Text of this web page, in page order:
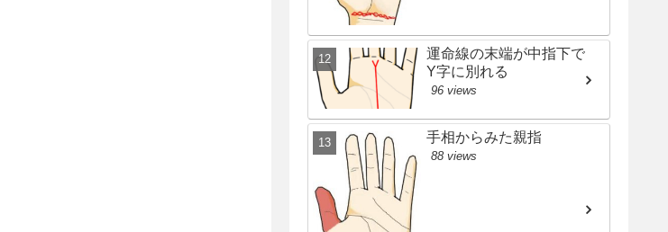
運命線の末端が中指下で
Y字に別れる
96 views
手相からみた親指
88 views